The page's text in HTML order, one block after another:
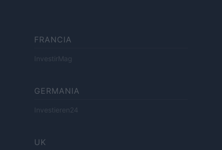
FRANCIA
InvestirMag
GERMANIA
Investieren24
UK